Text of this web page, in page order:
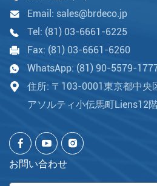
Email: sales@brdeco.jp
Tel: (81) 03-6661-6225
Fax: (81) 03-6661-6260
WhatsApp: (81) 90-5579-
住所: 〒103-0001東京都中央
アソルティ小伝馬町Liens12
お問い合わせ